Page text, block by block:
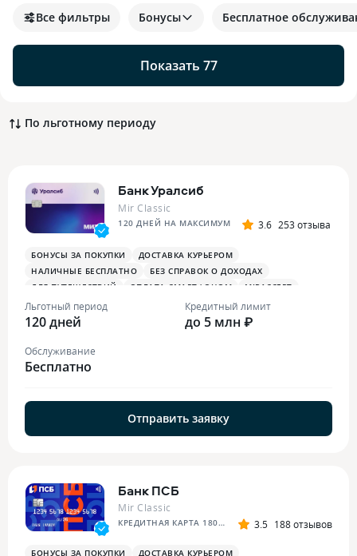
Показать 77
Все фильтры Бонусы Бесплатное
По льготному периоду
Банк Уралсиб
Mir Classic
120 ДНЕЙ НА МАКСИМУМ 3.6 253 отзыва
БОНУСЫ ЗА ПОКУПКИ
ДОСТАВКА КУРЬЕРОМ
НАЛИЧНЫЕ БЕСПЛАТНО
БЕЗ СПРАВОК О ДОХОДАХ
ДЛЯ ПУТЕШЕСТВИЙ
ОПЛАТА СМАРТФОНОМ MIRACCEPT
Льготный период
120 дней
Кредитный лимит
до 5 млн ₽
Обслуживание
Бесплатно
Отправить заявку
Банк ПСБ
Mir Classic
КРЕДИТНАЯ КАРТА 180 ДНЕЙ БЕЗ % 3.5 188 отзывов
БОНУСЫ ЗА ПОКУПКИ
ДОСТАВКА КУРЬЕРОМ